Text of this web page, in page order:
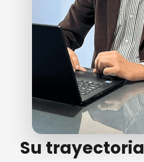
Su trayectoria